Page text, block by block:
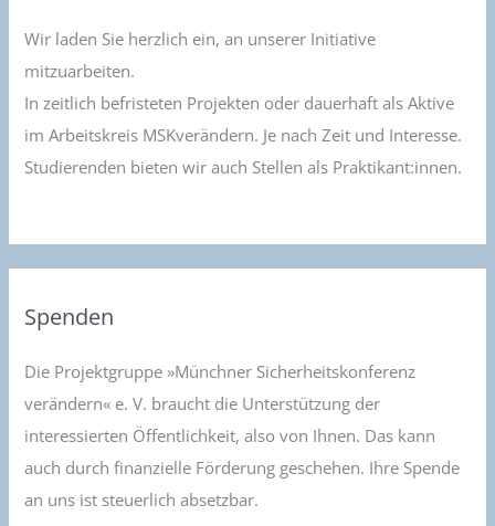
Wir laden Sie herzlich ein, an unserer Initiative
mitzuarbeiten.
In zeitlich befristeten Projekten oder dauerhaft als Aktive
im Arbeitskreis MSKverändern. Je nach Zeit und Interesse.
Studierenden bieten wir auch Stellen als Praktikant:innen.
Spenden
Die Projektgruppe »Münchner Sicherheitskonferenz
verändern« e. V. braucht die Unterstützung der
interessierten Öffentlichkeit, also von Ihnen. Das kann
auch durch finanzielle Förderung geschehen. Ihre Spende
an uns ist steuerlich absetzbar.